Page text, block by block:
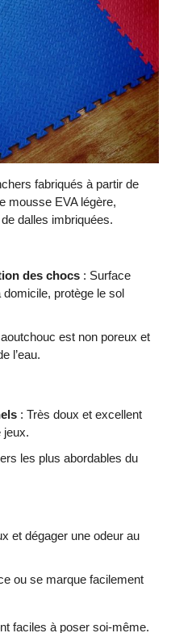
fabriqués à partir de
mousse EVA légère,
dalles imbriquées.
des chocs : Surface
protège le sol
est non poreux et
l’eau.
: Très doux et excellent
jeux.
les plus abordables du
et dégager une odeur au
ou se marque facilement
faciles à poser soi-même.